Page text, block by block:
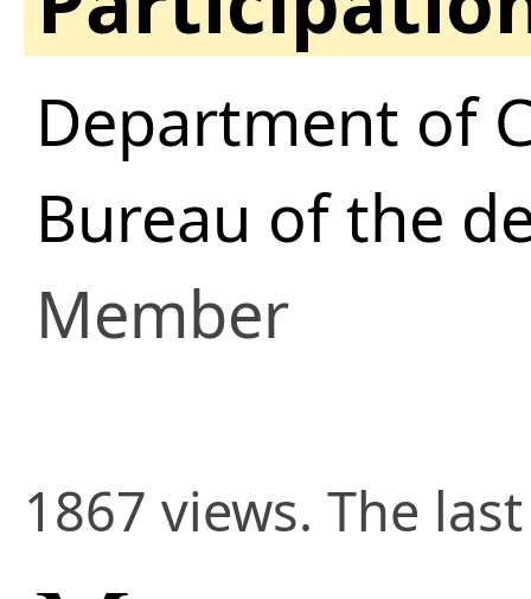
Department of
Bureau of the
Member
1867 views. The